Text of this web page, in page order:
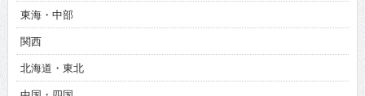
東海・中部
関西
北海道・東北